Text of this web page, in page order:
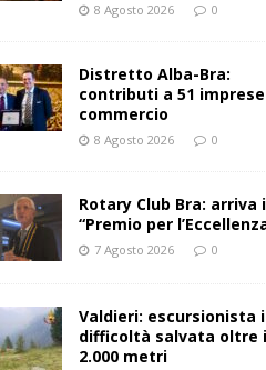
8 Agosto 2026 0
Distretto Alba-Bra:
contributi a 51
commercio
8 Agosto 2026 0
Rotary Club Bra: arriva
“Premio per
7 Agosto 2026 0
Valdieri: escursionista
difficoltà salvata oltre i
2.000 metri